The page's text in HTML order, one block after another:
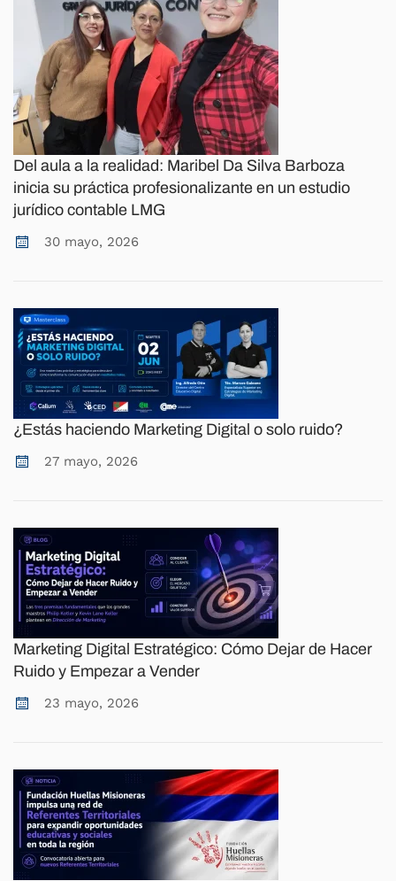
Del aula a la realidad: Maribel Da Silva Barboza
inicia su práctica profesionalizante en un estudio
jurídico contable LMG
30 mayo, 2026
¿Estás haciendo Marketing Digital o solo ruido?
27 mayo, 2026
Marketing Digital Estratégico: Cómo Dejar de Hacer
Ruido y Empezar a Vender
23 mayo, 2026